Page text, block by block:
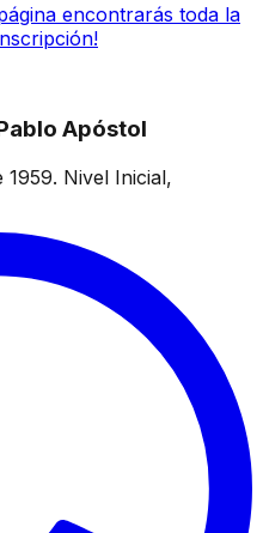
encontrarás toda la
Apóstol
Nivel Inicial,